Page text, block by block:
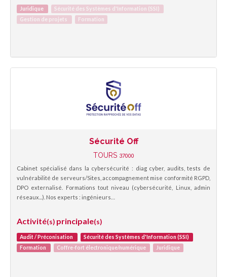
Juridique
Sécurité des Systèmes d'Information (SSI)
Gestion de projets
Formation
Sécurité Off
TOURS 37000
Cabinet spécialisé dans la cybersécurité : diag cyber, audits, tests de
vulnérabilité de serveurs/Sites, accompagnement mise conformité RGPD,
DPO externalisé. Formations tout niveau (cybersécurité, Linux, admin
réseaux...). Nos experts : ingénieurs…
Activité(s) principale(s)
Audit / Préconisation
Sécurité des Systèmes d'Information (SSI)
Formation
Coffre-fort électronique/numérique Juridique